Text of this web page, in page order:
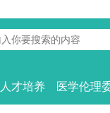
人才培养 医学伦理